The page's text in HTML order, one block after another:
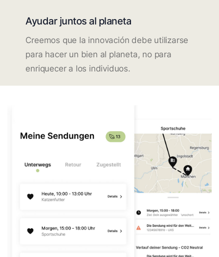
Ayudar juntos al planeta
Creemos que la innovación debe utilizarse
para hacer un bien al planeta, no para
enriquecer a los individuos.